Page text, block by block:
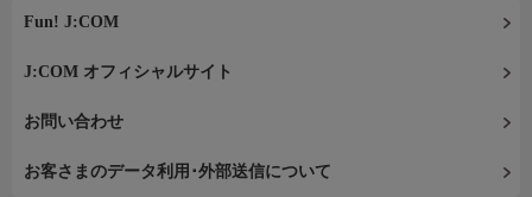
Fun! J:COM
J:COM オフィシャルサイト
お問い合わせ
お客さまのデータ利用･外部送信について